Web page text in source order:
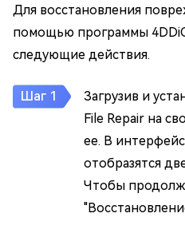
Для восстановления
помощью программы
следующие действия.
Загрузив и
File Repair на
ее. В
отобразятся
Чтобы